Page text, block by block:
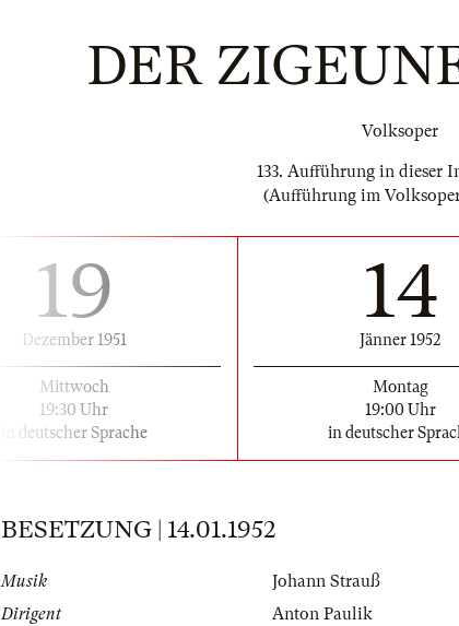
DER
Volksoper
133. Aufführung in dieser
(Aufführung im
19
Dezember 1951
Mittwoch
19:30 Uhr
in deutscher Sprache
14
Jänner 1952
Montag
19:00 Uhr
in deutscher
BESETZUNG | 14.01.1952
Musik
Johann Strauß
Dirigent
Anton Paulik